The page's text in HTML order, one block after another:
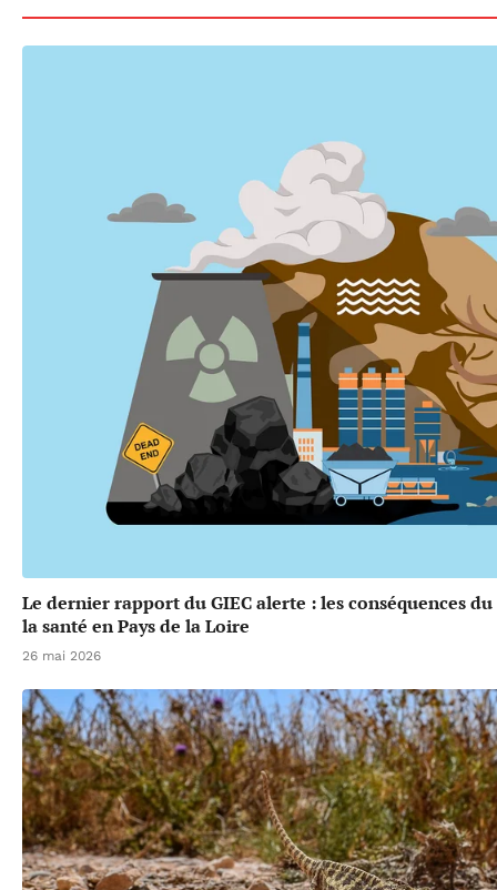
Le dernier rapport du GIEC alerte : les conséquences
la santé en Pays de la Loire
26 mai 2026